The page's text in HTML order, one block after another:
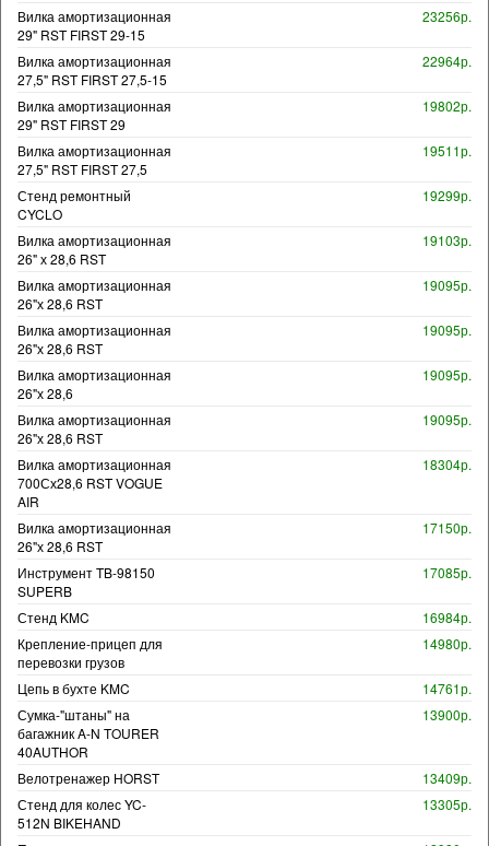
Вилка амортизационная
29" RST FIRST 29-15
23256р.
Вилка амортизационная
27,5" RST FIRST 27,5-15
22964р.
Вилка амортизационная
29" RST FIRST 29
19802р.
Вилка амортизационная
27,5" RST FIRST 27,5
19511р.
Стенд ремонтный
CYCLO
19299р.
Вилка амортизационная
26" х 28,6 RST
19103р.
Вилка амортизационная
26"х 28,6 RST
19095р.
Вилка амортизационная
26"х 28,6 RST
19095р.
Вилка амортизационная
26"х 28,6
19095р.
Вилка амортизационная
26"х 28,6 RST
19095р.
Вилка амортизационная
700Сх28,6 RST VOGUE
AIR
18304р.
Вилка амортизационная
26"х 28,6 RST
17150р.
Инструмент TB-98150
SUPERB
17085р.
Стенд KMC
16984р.
Крепление-прицеп для
перевозки грузов
14980р.
Цепь в бухте KMC
14761р.
Сумка-"штаны" на
багажник A-N TOURER
40AUTHOR
13900р.
Велотренажер HORST
13409р.
Стенд для колес YC-
512N BIKEHAND
13305р.